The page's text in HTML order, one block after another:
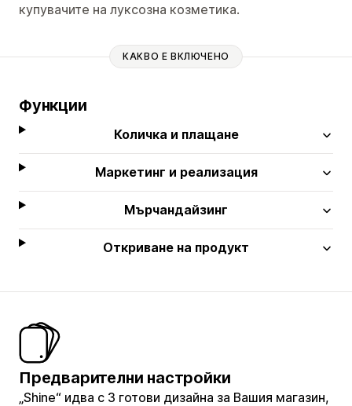
купувачите на луксозна козметика.
КАКВО Е ВКЛЮЧЕНО
Функции
Количка и плащане
Маркетинг и реализация
Мърчандайзинг
Откриване на продукт
Предварителни настройки
„Shine“ идва с 3 готови дизайна за Вашия магазин,